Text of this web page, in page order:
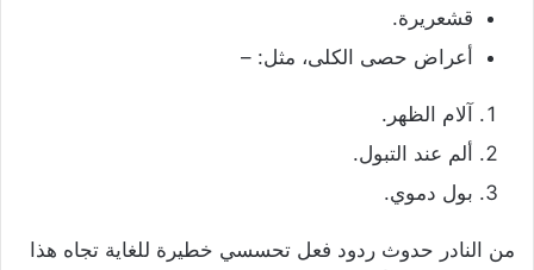
قشعريرة.
أعراض حصى الكلى، مثل: –
آلام الظهر.
ألم عند التبول.
بول دموي.
من النادر حدوث ردود فعل تحسسي خطيرة للغاية تجاه هذا